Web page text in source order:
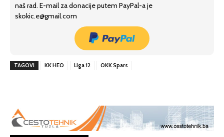
naš rad. E-mail za donacije putem PayPal-a je
skokic.e@gmail.com
TAGOVI KK HEO Liga 12 OKK Spars